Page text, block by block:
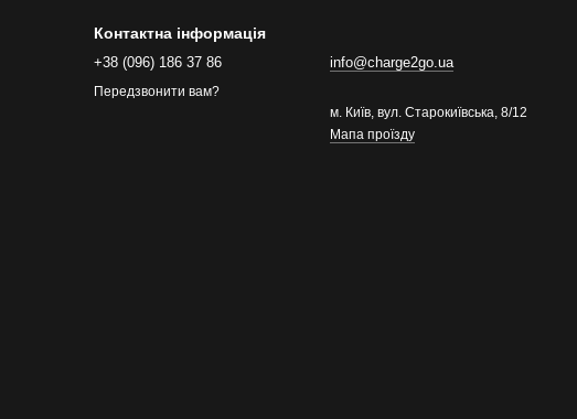
Контактна інформація
+38 (096) 186 37 86
Передзвонити вам?
info@charge2go.ua
м. Київ, вул. Старокиївська, 8/12
Мапа проїзду